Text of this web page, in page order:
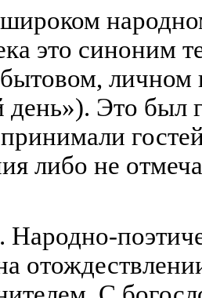
это синоним
личном
день»). Это был
принимали
либо не
Народно-